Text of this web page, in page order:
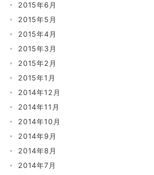
2015年6月
2015年5月
2015年4月
2015年3月
2015年2月
2015年1月
2014年12月
2014年11月
2014年10月
2014年9月
2014年8月
2014年7月